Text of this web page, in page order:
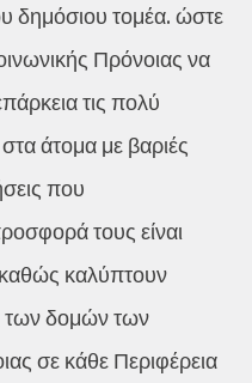
δημόσιου τομέα. ώστε
Πρόνοιας να
τις πολύ
άτομα με βαριές
που
τους είναι
καλύπτουν
των δομών των
σε κάθε Περιφέρεια